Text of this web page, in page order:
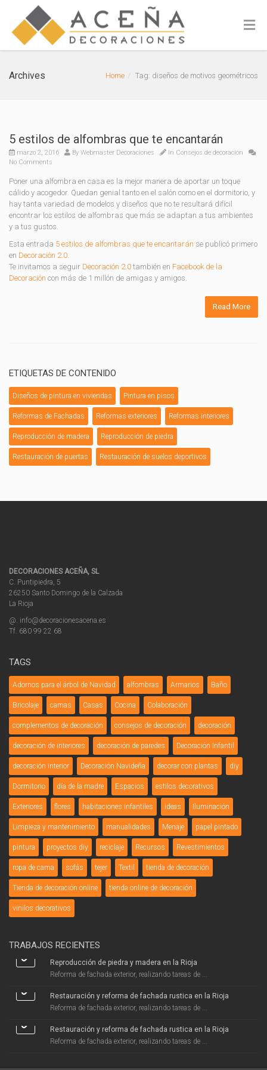
Archives Home Tag: diseños de motivos geométricos
5 estilos de alfombras que te encantarán
marzo 2, 2016 By Webmaster Decoraciones In Consejos de decoración
No Comments
Poner una alfombra en casa es la mejor manera de aportar un toque
cálido y acogedor. Quedan genial tanto en el salón como en el dormitorio, y
hay tanta variedad de modelos y diseños que no te resultará difícil
encontrar los estilos de alfombras que más se adaptan a tus ambientes
y a tus gustos.
Esta entrada 5 estilos de alfombras que te encantarán se publicó primero
en Decoración 2.0.
Te invitamos a seguir Decoración 2.0 también en Facebook de la
Decoración con más de 1 millón de amigas y amigos.
Read More
ETIQUETAS DE CONTENIDO
Diseños de pintura en viviendas Pintura en pisos
Reformas de Fachadas Reformas exteriores Reformas interiores
Reproducción de madera Reproducción de piedra
Restauración de puertas Restauración de suelos deportivos
DECORACIONES ACEÑA, SL
C. Puntipiedra, 5
26250 Santo Domingo de la Calzada
La Rioja
@. info@decoracionesacena.es
Tf. 680 99 22 68
TAGS
Adornos para el árbol de Navidad alfombras Armarios Baño
Bricolaje camas Casas Cocina Colaboración
complementos de decoración consejos de decoración decoración
decoración de interiores decoración de paredes Decoración Infantil
decoración interior Decoración Navideña decorar con plantas diy
Dormitorio día de la madre Espacios estilos decorativos
Exteriores flores habitaciones infantiles ideas Iluminación
Limpieza y mantenimiento manualidades Menaje papel pintado
pintura proyectos diy reciclaje Recursos Revestimientos
ropa de cama sofás tejer Textil tienda de decoración
Tienda de decoración online tienda online de decoración
vinilos decorativos
TRABAJOS RECIENTES
Reproducción de piedra y madera en la Rioja
Reforma de fachada exterior, realizando tareas de ...
Restauración y reforma de fachada rustica en la Rioja
Reforma de fachada exterior, realizando tareas de ...
Restauración y reforma de fachada rustica en la Rioja
Reforma de fachada exterior, realizando tareas de ...